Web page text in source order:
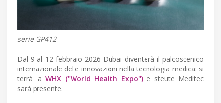
serie GP412
Dal 9 al 12 febbraio 2026 Dubai diventerà il palcoscenico
internazionale delle innovazioni nella tecnologia medica: si
terrà la WHX ("World Health Expo")e steute Meditec
sarà presente.